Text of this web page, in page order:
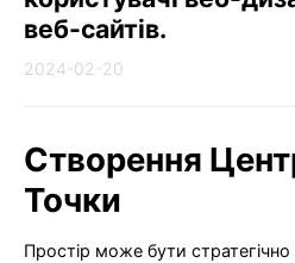
веб-сайтів.
2024-02-20
Створення
Точки
Простір може бути